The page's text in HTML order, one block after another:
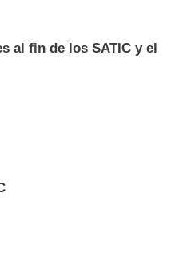
al fin de los SATIC y el